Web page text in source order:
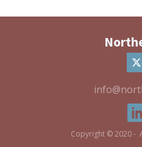
Copyright © 2020 -